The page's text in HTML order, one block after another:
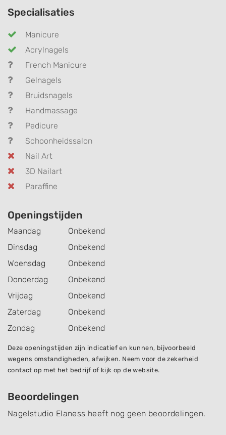
Specialisaties
Manicure
Acrylnagels
French Manicure
Gelnagels
Bruidsnagels
Handmassage
Pedicure
Schoonheidssalon
Nail Art
3D Nailart
Paraffine
Openingstijden
Maandag
Onbekend
Dinsdag
Onbekend
Woensdag
Onbekend
Donderdag
Onbekend
Vrijdag
Onbekend
Zaterdag
Onbekend
Zondag
Onbekend
Deze openingstijden zijn indicatief en kunnen, bijvoorbeeld
wegens omstandigheden, afwijken. Neem voor de zekerheid
contact op met het bedrijf of kijk op de website.
Beoordelingen
Nagelstudio Elaness heeft nog geen beoordelingen.